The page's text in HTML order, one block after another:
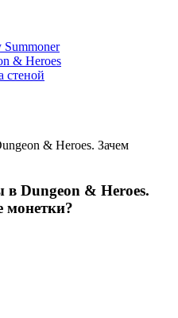
& Heroes
стеной
Dungeon & Heroes.